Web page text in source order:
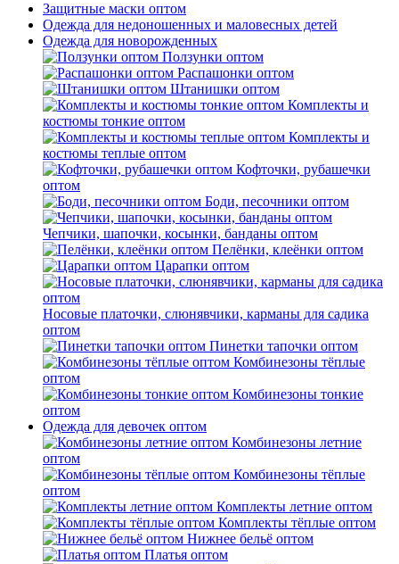
Защитные маски оптом
Одежда для недоношенных и маловесных детей
Одежда для новорожденных
Ползунки оптом
Распашонки оптом
Штанишки оптом
Комплекты и
костюмы тонкие оптом
Комплекты и
костюмы теплые оптом
Кофточки, рубашечки
оптом
Боди, песочники оптом
Чепчики, шапочки, косынки, банданы оптом
Пелёнки, клеёнки оптом
Царапки оптом
Носовые платочки, слюнявчики, карманы для садика
оптом
Пинетки тапочки оптом
Комбинезоны тёплые
оптом
Комбинезоны тонкие
оптом
Одежда для девочек оптом
Комбинезоны летние
оптом
Комбинезоны тёплые
оптом
Комплекты летние оптом
Комплекты тёплые оптом
Нижнее бельё оптом
Платья оптом